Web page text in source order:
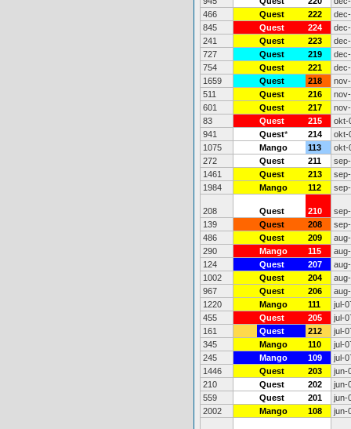
466
Quest 222
845
Quest 224
241
Quest 223
727
Quest 219
754
Quest 221
1659
Quest 218
511
Quest 216
601
Quest 217
83
Quest 215
okt-
941
Quest* 214
okt-
1075
Mango 113
okt-
272
Quest 211
1461
Quest 213
1984
Mango 112
208 Quest 210
139
Quest 208
486
Quest 209
290
Mango 115
124
Quest 207
1002
Quest 204
967
Quest 206
1220
Mango 111
jul-
455
Quest 205
jul-
161
Quest 212
jul-
345
Mango 110
jul-
245
Mango 109
jul-
1446
Quest 203
jun-
210
Quest 202
jun-
559
Quest 201
jun-
2002
Mango 108 jun-